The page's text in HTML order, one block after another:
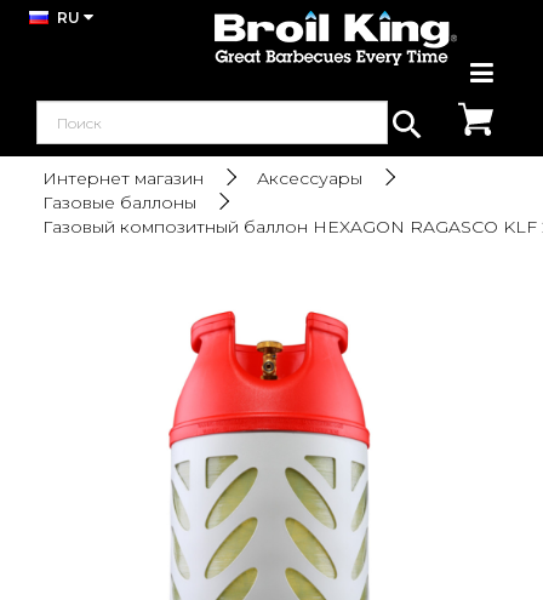
RU
Интернет магазин
Аксессуары
Газовые баллоны
Газовый композитный баллон HEXAGON RAGASCO KLF